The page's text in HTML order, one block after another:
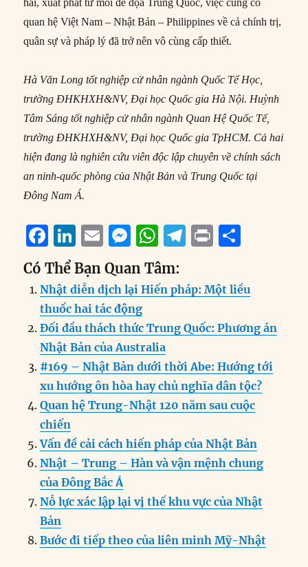
hải, xuất phát từ mối đe dọa Trung Quốc, việc củng cố
quan hệ Việt Nam – Nhật Bản – Philippines về cả chính trị,
quân sự và pháp lý đã trở nên vô cùng cấp thiết.
Hà Văn Long tốt nghiệp cử nhân ngành Quốc Tế Học,
trường ĐHKHXH&NV, Đại học Quốc gia Hà Nội. Huỳnh
Tâm Sáng tốt nghiệp cử nhân ngành Quan Hệ Quốc Tế,
trường ĐHKHXH&NV, Đại học Quốc gia TpHCM. Cả hai
hiện đang là nghiên cứu viên độc lập chuyên về chính sách
an ninh-quốc phòng của Nhật Bản và Trung Quốc tại
Đông Nam Á.
F
a
c
e
b
o
o
k
Li
n
k
e
d
I
n
E
m
ai
l
M
e
ss
e
n
g
er
W
h
at
s
A
p
p
T
e
g
r
m
P
n
t
a
re
Có Thể Bạn Quan Tâm:
Nhật diễn dịch lại Hiến pháp: Một liều
thuốc hai tác động
Đối đầu thách thức Trung Quốc: Phương án
Nhật Bản của Australia
#169 – Nhật Bản dưới thời Abe: Hướng tới
xu hướng ôn hòa hay chủ nghĩa dân tộc?
Quan hệ Trung-Nhật 120 năm sau cuộc
chiến
Vấn đề cải cách hiến pháp của Nhật Bản
Nhật – Trung – Hàn và vận mệnh chung
của Đông Bắc Á
Nỗ lực xác lập lại vị thế khu vực của Nhật
Bản
Bước đi tiếp theo của liên minh Mỹ-Nhật